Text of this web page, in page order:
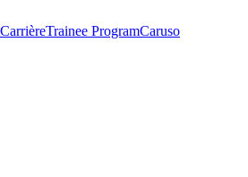
CarrièreTrainee ProgramCaruso